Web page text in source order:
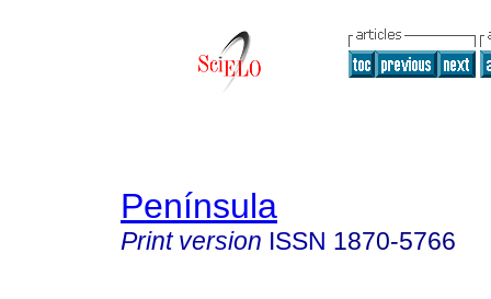
Península
Print version ISSN 1870-5766